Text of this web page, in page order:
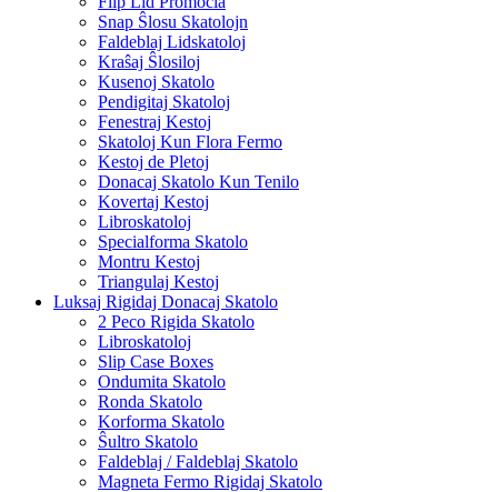
Snap Ŝlosu Skatolojn
Faldeblaj Lidskatoloj
Kraŝaj Ŝlosiloj
Kusenoj Skatolo
Pendigitaj Skatoloj
Fenestraj Kestoj
Skatoloj Kun Flora Fermo
Kestoj de Pletoj
Donacaj Skatolo Kun Tenilo
Kovertaj Kestoj
Libroskatoloj
Specialforma Skatolo
Montru Kestoj
Triangulaj Kestoj
Luksaj Rigidaj Donacaj Skatolo
2 Peco Rigida Skatolo
Libroskatoloj
Slip Case Boxes
Ondumita Skatolo
Ronda Skatolo
Korforma Skatolo
Ŝultro Skatolo
Faldeblaj / Faldeblaj Skatolo
Magneta Fermo Rigidaj Skatolo